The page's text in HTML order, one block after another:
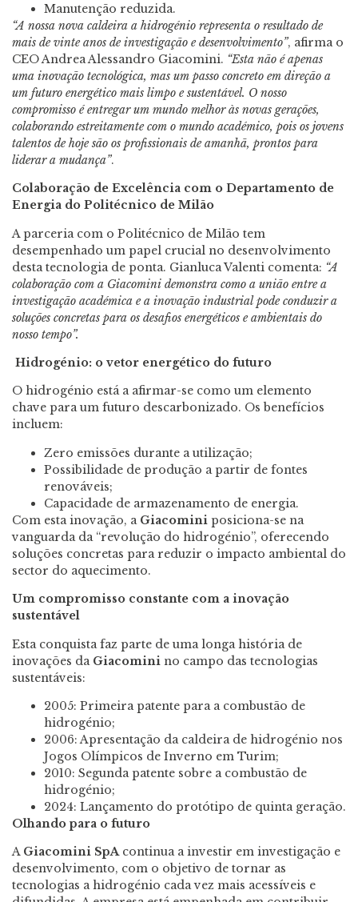
Manutenção reduzida.
“A nossa nova caldeira a hidrogénio representa o resultado de
mais de vinte anos de investigação e desenvolvimento”, afirma o
CEO Andrea Alessandro Giacomini. “Esta não é apenas
uma inovação tecnológica, mas um passo concreto em direção a
um futuro energético mais limpo e sustentável. O nosso
compromisso é entregar um mundo melhor às novas gerações,
colaborando estreitamente com o mundo académico, pois os jovens
talentos de hoje são os profissionais de amanhã, prontos para
liderar a mudança”.
Colaboração de Excelência com o Departamento de
Energia do Politécnico de Milão
A parceria com o Politécnico de Milão tem
desempenhado um papel crucial no desenvolvimento
desta tecnologia de ponta. Gianluca Valenti comenta: “A
colaboração com a Giacomini demonstra como a união entre a
investigação académica e a inovação industrial pode conduzir a
soluções concretas para os desafios energéticos e ambientais do
nosso tempo”.
Hidrogénio: o vetor energético do futuro
O hidrogénio está a afirmar-se como um elemento
chave para um futuro descarbonizado. Os benefícios
incluem:
Zero emissões durante a utilização;
Possibilidade de produção a partir de fontes
renováveis;
Capacidade de armazenamento de energia.
Com esta inovação, a Giacomini posiciona-se na
vanguarda da “revolução do hidrogénio”, oferecendo
soluções concretas para reduzir o impacto ambiental do
sector do aquecimento.
Um compromisso constante com a inovação
sustentável
Esta conquista faz parte de uma longa história de
inovações da Giacomini no campo das tecnologias
sustentáveis:
2005: Primeira patente para a combustão de
hidrogénio;
2006: Apresentação da caldeira de hidrogénio nos
Jogos Olímpicos de Inverno em Turim;
2010: Segunda patente sobre a combustão de
hidrogénio;
2024: Lançamento do protótipo de quinta geração.
Olhando para o futuro
A Giacomini SpAcontinua a investir em investigação e
desenvolvimento, com o objetivo de tornar as
tecnologias a hidrogénio cada vez mais acessíveis e